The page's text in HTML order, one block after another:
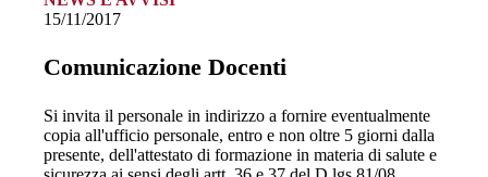
15/11/2017
Comunicazione Docenti
Si invita il personale in indirizzo a fornire eventualmente
copia all'ufficio personale, entro e non oltre 5 giorni dalla
presente, dell'attestato di formazione in materia di salute e